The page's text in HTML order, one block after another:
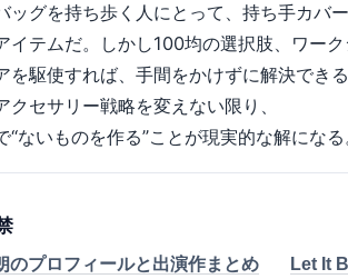
ッグを持ち歩く人にとって、持ち手カバ
イテムだ。しかし100均の選択肢、ワー
を駆使すれば、手間をかけずに解決でき
クセサリー戦略を変えない限り、
“ないものを作る”ことが現実的な解にな
のプロフィールと出演作まとめ
Let It